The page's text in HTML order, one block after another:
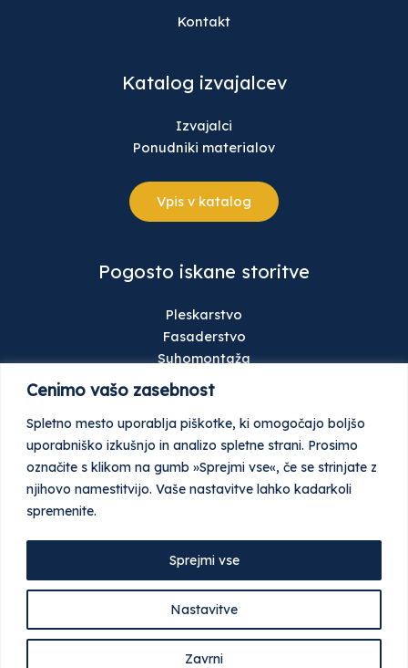
Cenimo vašo zasebnost
Spletno mesto uporablja piškotke, ki omogočajo boljšo
uporabniško izkušnjo in analizo spletne strani. Prosimo
označite s klikom na gumb »Sprejmi vse«, če se strinjate z
njihovo namestitvijo. Vaše nastavitve lahko kadarkoli
spremenite.
Nastavitve
Zavrni
Sprejmi vse
Kontakt
Katalog izvajalcev
Izvajalci
Ponudniki materialov
Vpis v katalog
Pogosto iskane storitve
Pleskarstvo
Fasaderstvo
Suhomontaža
Talne obloge
Gradbeništvo
Keramičarstvo
Stavbno pohištvo
Ometi
Tlaki
© Vse pravice pridržane 2026 Najdi Gradbenika
Pogoji poslovanja
Piškotki